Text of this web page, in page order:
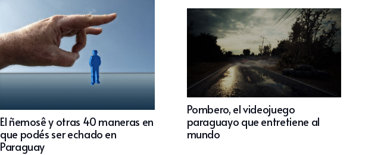
El ñemosê y otras 40 maneras en
que podés ser echado en
Paraguay
Pombero, el videojuego
paraguayo que entretiene al
mundo